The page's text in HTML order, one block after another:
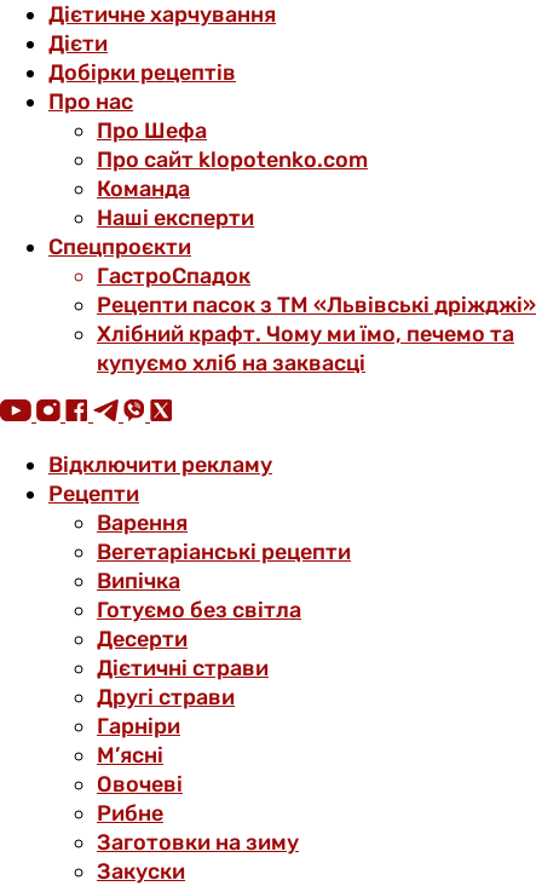
Дієтичне харчування
Дієти
Добірки рецептів
Про нас
Про Шефа
Про сайт klopotenko.com
Команда
Наші експерти
Спецпроєкти
ГастроСпадок
Рецепти пасок з ТМ «Львівські дріжджі»
Хлібний крафт. Чому ми їмо, печемо та
купуємо хліб на заквасці
Відключити рекламу
Рецепти
Варення
Вегетаріанські рецепти
Випічка
Готуємо без світла
Десерти
Дієтичні страви
Другі страви
Гарніри
М’ясні
Овочеві
Рибне
Заготовки на зиму
Закуски